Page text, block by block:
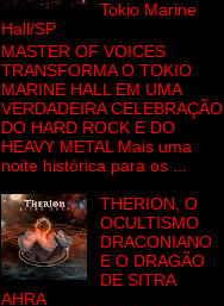
Tokio Marine
Hall/SP
MASTER OF VOICES
TRANSFORMA O TOKIO
MARINE HALL EM UMA
VERDADEIRA CELEBRAÇÃO
DO HARD ROCK E DO
HEAVY METAL Mais uma
noite histórica para os ...
THERION, O
OCULTISMO
DRACONIANO
E O DRAGÃO
DE SITRA
AHRA